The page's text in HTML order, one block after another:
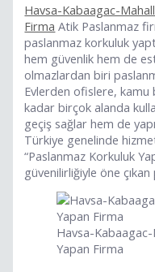
Havsa-Kabaagac-
Firma Atik Paslanmaz
paslanmaz korkuluk
hem güvenlik hem de
olmazlardan biri
Evlerden ofislere, kamu
kadar birçok alanda
geçiş sağlar hem de
Türkiye genelinde
“Paslanmaz Korkuluk
güvenilirliğiyle öne
Havsa-
Yapan Firma